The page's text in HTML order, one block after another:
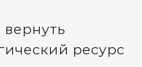
ресурс